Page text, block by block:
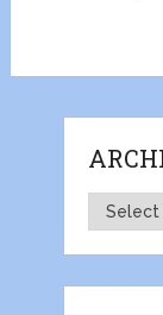
Archives